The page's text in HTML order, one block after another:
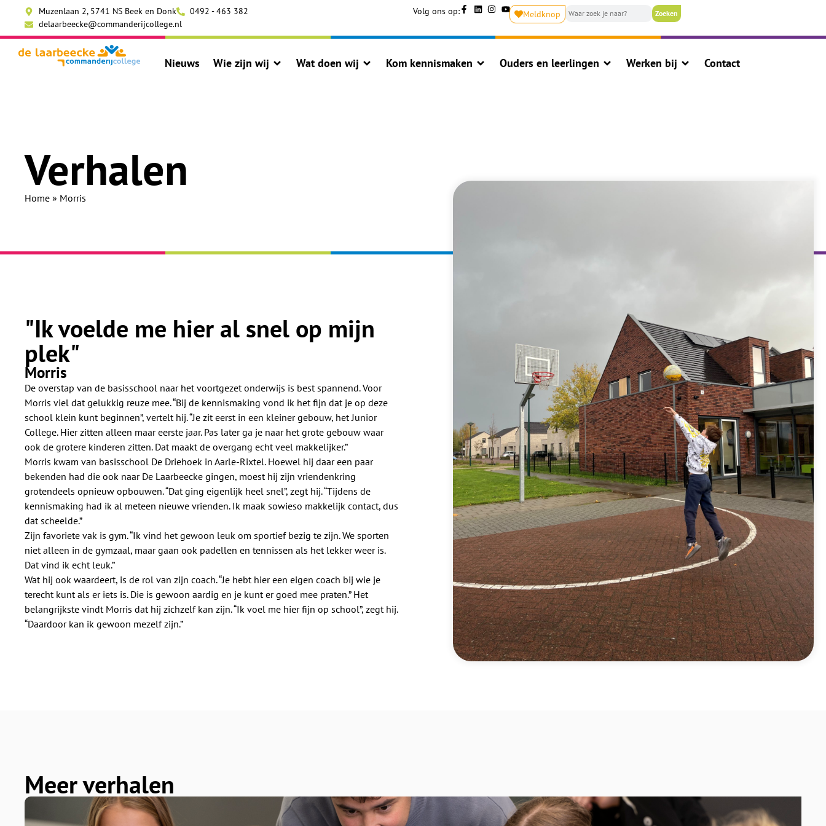
Muzenlaan 2, 5741 NS Beek en Donk
0492 - 463 382
delaarbeecke@commanderijcollege.nl
Volg ons op: Meldknop
Nieuws Wie zijn wij Wat doen wij Kom kennismaken Ouders en leerlingen Werken bij Contact
Verhalen
Home » Morris
"Ik voelde me hier al snel op mijn
plek"
Morris
De overstap van de basisschool naar het voortgezet onderwijs is best spannend. Voor
Morris viel dat gelukkig reuze mee. “Bij de kennismaking vond ik het fijn dat je op deze
school klein kunt beginnen”, vertelt hij. “Je zit eerst in een kleiner gebouw, het Junior
College. Hier zitten alleen maar eerste jaar. Pas later ga je naar het grote gebouw waar
ook de grotere kinderen zitten. Dat maakt de overgang echt veel makkelijker.”
Morris kwam van basisschool De Driehoek in Aarle-Rixtel. Hoewel hij daar een paar
bekenden had die ook naar De Laarbeecke gingen, moest hij zijn vriendenkring
grotendeels opnieuw opbouwen. “Dat ging eigenlijk heel snel”, zegt hij. “Tijdens de
kennismaking had ik al meteen nieuwe vrienden. Ik maak sowieso makkelijk contact, dus
dat scheelde.”
Zijn favoriete vak is gym. “Ik vind het gewoon leuk om sportief bezig te zijn. We sporten
niet alleen in de gymzaal, maar gaan ook padellen en tennissen als het lekker weer is.
Dat vind ik echt leuk.”
Wat hij ook waardeert, is de rol van zijn coach. “Je hebt hier een eigen coach bij wie je
terecht kunt als er iets is. Die is gewoon aardig en je kunt er goed mee praten.” Het
belangrijkste vindt Morris dat hij zichzelf kan zijn. “Ik voel me hier fijn op school”, zegt hij.
“Daardoor kan ik gewoon mezelf zijn.”
Meer verhalen